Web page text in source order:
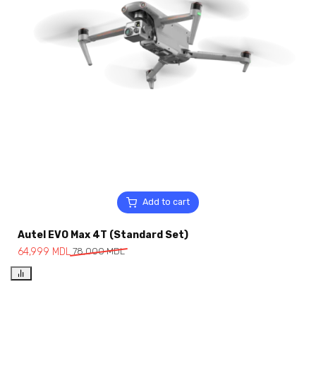
Add to cart
Autel EVO Max 4T (Standard Set)
78,000MDL
64,999 MDL